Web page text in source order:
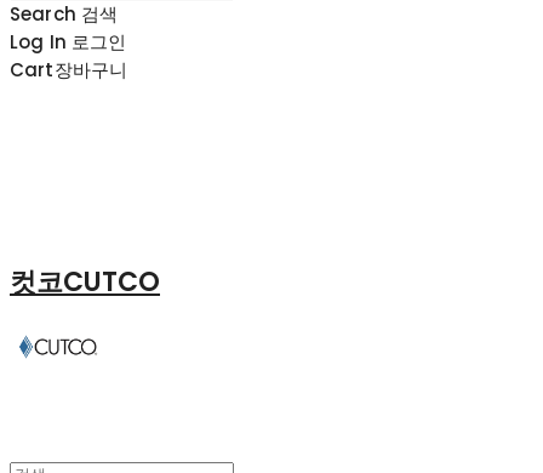
Search 검색
Log In 로그인
Cart장바구니
컷코CUTCO